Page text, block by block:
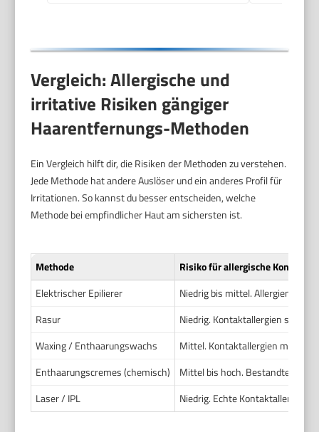
Vergleich: Allergische und
irritative Risiken gängiger
Haarentfernungs-Methoden
Ein Vergleich hilft dir, die Risiken der Methoden zu verstehen.
Jede Methode hat andere Auslöser und ein anderes Profil für
Irritationen. So kannst du besser entscheiden, welche
Methode bei empfindlicher Haut am sichersten ist.
Methode
Risiko für allergische
Elektrischer Epilierer
Niedrig bis mittel. Allergien
Rasur
Niedrig. Kontaktallergien selten
Waxing / Enthaarungswachs
Mittel. Kontaktallergien möglich
Enthaarungscremes (chemisch)
Mittel bis hoch. Bestandteile u.
Laser / IPL
Niedrig. Echte Kontaktallergien